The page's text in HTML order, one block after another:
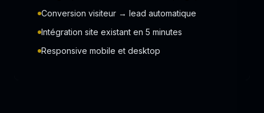
Conversion visiteur → lead automatique
Intégration site existant en 5 minutes
Responsive mobile et desktop